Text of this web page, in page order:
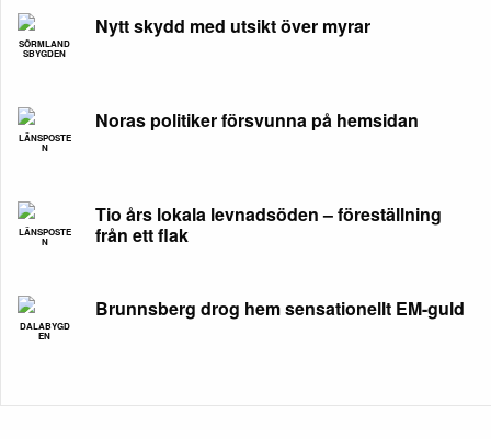
SÖRMLAND
SBYGDEN
Nytt skydd med utsikt över myrar
LÄNSPOSTE
N
Noras politiker försvunna på hemsidan
LÄNSPOSTE
N
Tio års lokala levnadsöden – föreställning
från ett flak
DALABYGD
EN
Brunnsberg drog hem sensationellt EM-guld